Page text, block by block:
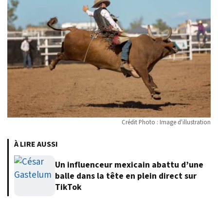
Crédit Photo : Image d'illustration
À LIRE AUSSI
Un influenceur mexicain abattu d’une
balle dans la tête en plein direct sur
TikTok